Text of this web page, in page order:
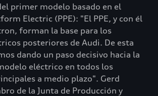
primer modelo basado en el
Electric (PPE): "El PPE, y con él
forman la base para los
posteriores de Audi. De esta
dando un paso decisivo hacia la
eléctrico en todos los
a medio plazo". Gerd
de la Junta de Producción y